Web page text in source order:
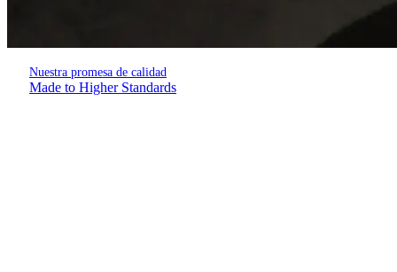
Nuestra promesa de calidad
Made to Higher Standards